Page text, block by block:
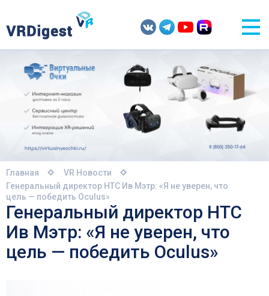
Главная
VR Новости
Генеральный директор HTC Ив Мэтр: «Я не уверен, что
цель — победить Oculus»
Генеральный директор HTC
Ив Мэтр: «Я не уверен, что
цель — победить Oculus»